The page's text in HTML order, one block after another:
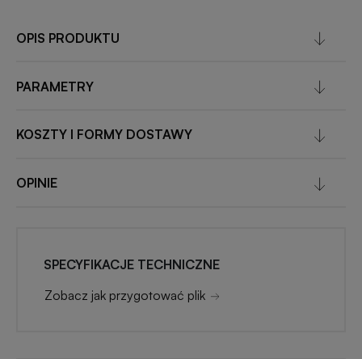
OPIS PRODUKTU
PARAMETRY
KOSZTY I FORMY DOSTAWY
OPINIE
SPECYFIKACJE TECHNICZNE
Zobacz jak przygotować plik